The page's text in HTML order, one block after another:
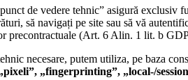
de vedere tehnic” asigură exclusiv
să navigați pe site sau să vă
precontractuale (Art. 6 Alin. 1 lit. b
necesare, putem utiliza, pe baza
„fingerprinting”, „local-/